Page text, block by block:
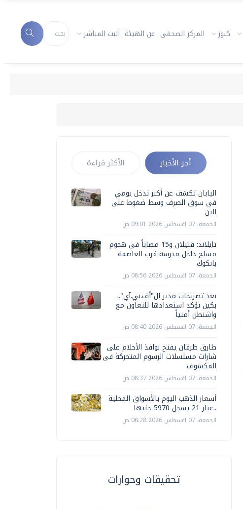
كنوز المركز الصحفى عن الهيئة البث المباشر
أخر الأخبار الأكثر قراءة
اليابان تكشف عن أكبر تدخل يومي
في سوق الصرف وسط ضغوط على
الين
الجمعة، 07 اغسطس 2026 09:01 ص
تايلاند: قتيلان و15 مصاباً في هجوم
مسلح داخل مدرسة قرب العاصمة
بانكوك
الجمعة، 07 اغسطس 2026 08:56 ص
بعد تصريحات مدير ال"أف.بي.آي"..
بكين تؤكد استعدادها للتعاون مع
واشنطن أمنياً
الجمعة، 07 اغسطس 2026 08:40 ص
طارق طرقان يفتح نوافذ الأحلام على
شارات مسلسلات الرسوم المتحركة فى
المكشوف
الجمعة، 07 اغسطس 2026 08:37 ص
أسعار الذهب اليوم بالأسواق المحلية
..عيار 21 يسجل 5970 جنيها
الجمعة، 07 اغسطس 2026 08:28 ص
تحقيقات وحوارات